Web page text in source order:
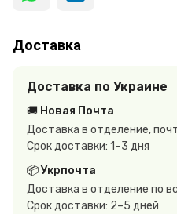
Доставка
Доставка по Украине
🚚 Новая Почта
Доставка в отделение,
Срок доставки: 1–3 дня
📦 Укрпочта
Доставка в отделение по
Срок доставки: 2–5 дней